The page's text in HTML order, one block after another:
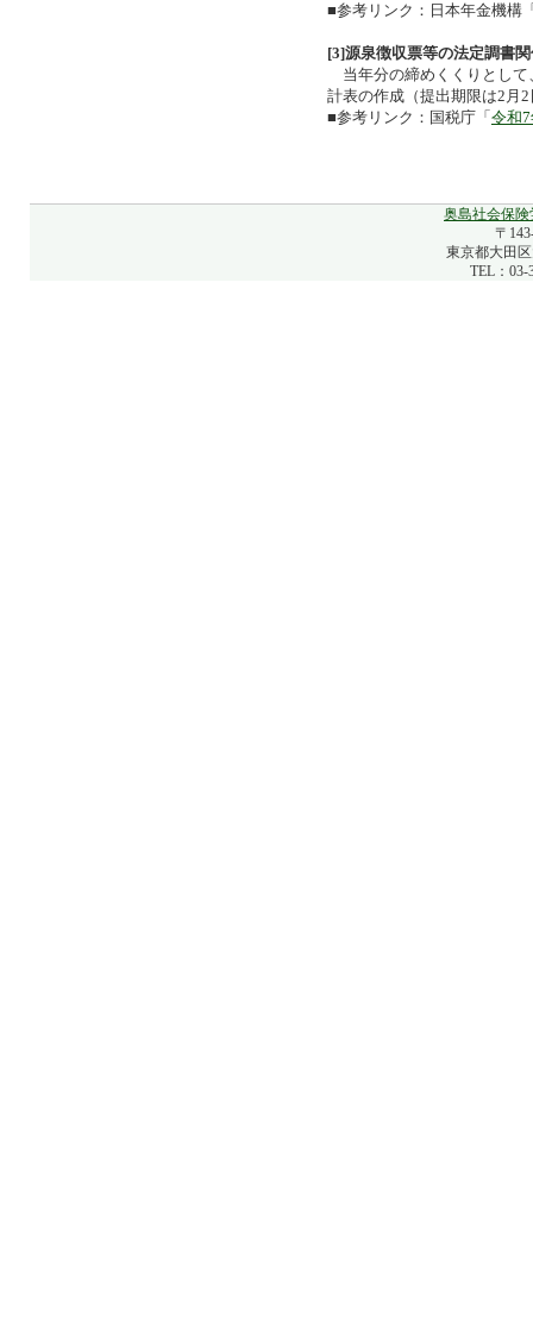
■参考リンク：日本年金機構
[3]源泉徴収票等の法定調書
当年分の締めくくりとして
計表の作成（提出期限は2月
■参考リンク：国税庁「 令和
奥島社会保
〒
東京都大田
TEL：03-